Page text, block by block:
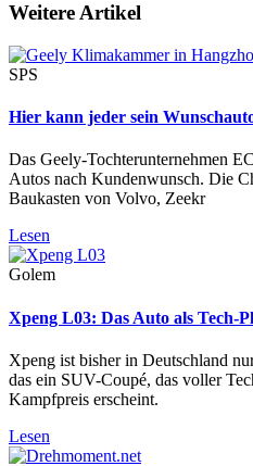
Weitere Artikel
SPS
Hier kann jeder sein
Das Geely-Tochterunternehmen
Autos nach Kundenwunsch. Die
Baukasten von Volvo, Zeekr
Lesen
Golem
Xpeng L03: Das Auto als Tech-
Xpeng ist bisher in Deutschland
das ein SUV-Coupé, das voller
Kampfpreis erscheint.
Lesen